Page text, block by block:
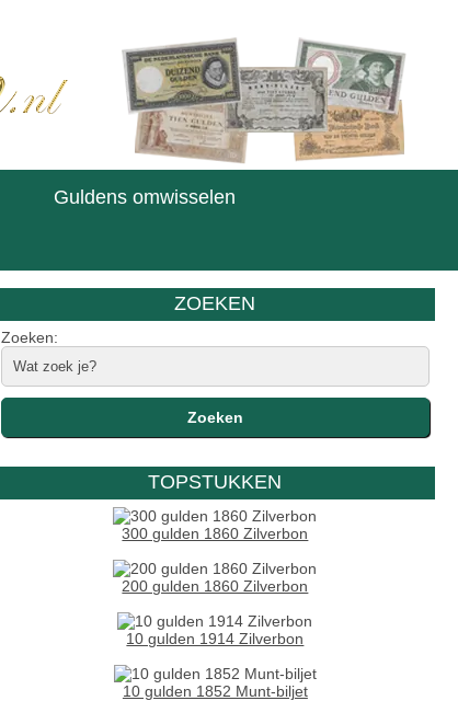
Guldens omwisselen
ZOEKEN
Zoeken:
TOPSTUKKEN
300 gulden 1860 Zilverbon
200 gulden 1860 Zilverbon
10 gulden 1914 Zilverbon
10 gulden 1852 Munt-biljet